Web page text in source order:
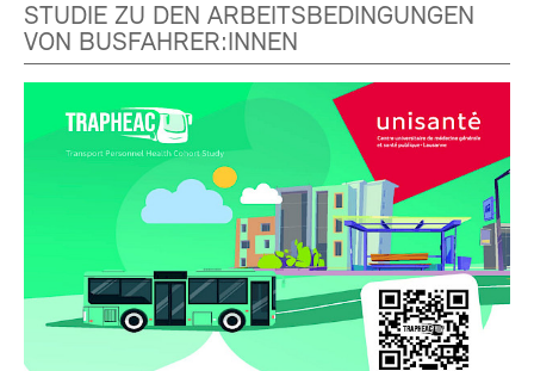
STUDIE ZU DEN ARBEITSBEDINGUNGEN
VON BUSFAHRER:INNEN